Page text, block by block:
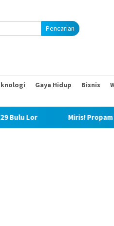
Pencarian
Gaya Hidup Bisnis
Miris! Propam Polda Sumut